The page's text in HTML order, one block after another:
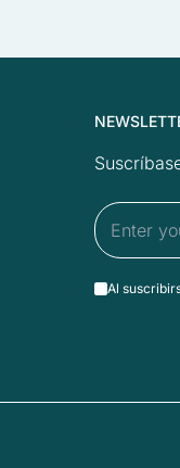
Al